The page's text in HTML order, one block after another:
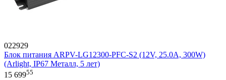
022929
Блок питания ARPV-LG12300-PFC-S2 (12V, 25.0A, 300W)
(Arlight, IP67 Металл, 5 лет)
15 69955